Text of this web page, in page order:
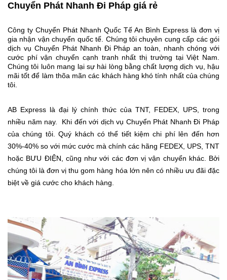
Chuyển Phát Nhanh Đi Pháp giá rẻ
Công ty Chuyển Phát Nhanh Quốc Tế An Bình Express là đơn vị
gia nhận vận chuyển quốc tế. Chúng tôi chuyên cung cấp các gói
dịch vụ Chuyển Phát Nhanh Đi Pháp an toàn, nhanh chóng với
cước phí vận chuyển cạnh tranh nhất thị trường tại Việt Nam.
Chúng tôi luôn mang lại sự hài lòng bằng chất lượng dịch vụ, hậu
mãi tốt để làm thõa mãn các khách hàng khó tính nhất của chúng
tôi.
AB Express là đại lý chính thức của TNT, FEDEX, UPS, trong
nhiều năm nay. Khi đến với dịch vụ Chuyển Phát Nhanh Đi Pháp
của chúng tôi. Quý khách có thể tiết kiệm chi phí lên đến hơn
30%-40% so với mức cước mà chính các hãng FEDEX, UPS, TNT
hoặc BƯU ĐIỆN, cũng như với các đơn vị vận chuyển khác. Bởi
chúng tôi là đơn vị thu gom hàng hóa lớn nên có nhiều ưu đãi đặc
biệt về giá cước cho khách hàng.